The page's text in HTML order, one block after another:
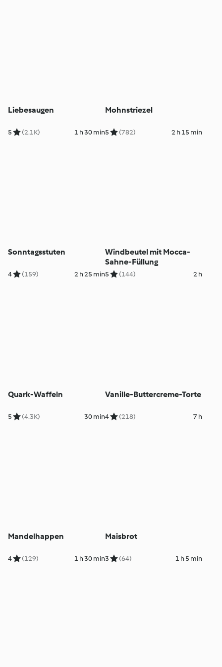
Liebesaugen
5 (2.1K) 1 h 30 min
Mohnstriezel
5 (782) 2 h 15 min
Sonntagsstuten
4 (159) 2 h 25 min
Windbeutel mit Mocca-
Sahne-Füllung
5 (144) 2 h
Quark-Waffeln
5 (4.3K) 30 min
Vanille-Buttercreme-Torte
4 (218) 7 h
Mandelhappen
4 (129) 1 h 30 min
Maisbrot
3 (64) 1 h 5 min